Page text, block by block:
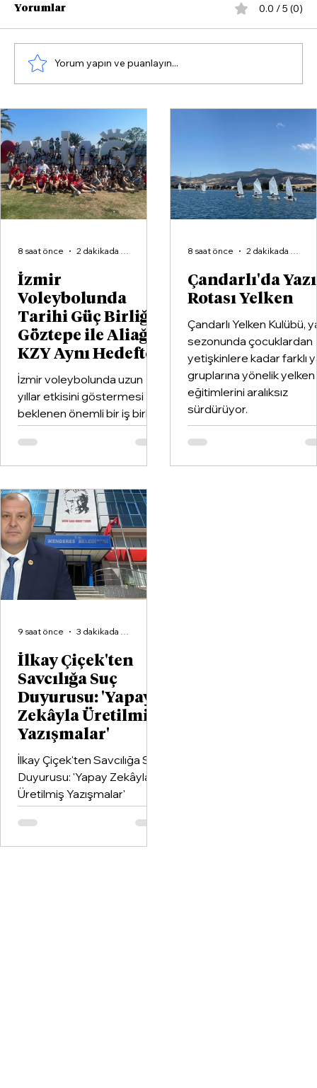
İzmir
Voleybolunda
Tarihi Güç Birliği:
Göztepe ile Aliağa
KZY Aynı Hedefte
İzmir voleybolunda uzun
yıllar etkisini göstermesi
beklenen önemli bir iş birliği
hayata geçirildi. Kentin köklü
kulüplerinden Göztepe
Spor Kulübü ile İzmir'in en
organizasyonlarından
Aliağa KZY Spor Kulübü,
voleybol branşında güçlerini
birleştiren kapsamlı bir iş
birliği protokolüne imza attı.
8 saat önce 2 dakikada okunur
Çandarlı'da
Rotası Yelken
Çandarlı Yelken Kulübü,
sezonunda çocuklardan
yetişkinlere kadar farklı
gruplarına yönelik yelken
eğitimlerini aralıksız
sürdürüyor.
8 saat önce 2 dakikada okunur
İlkay Çiçek'ten
Savcılığa Suç
Duyurusu: 'Yapay
Zekâyla Üretilmiş
Yazışmalar'
İlkay Çiçek'ten Savcılığa Suç
Duyurusu: 'Yapay Zekâyla
Üretilmiş Yazışmalar'
9 saat önce 3 dakikada okunur
Yorumlar 0.0 / 5 (0)
Yorum yapın ve puanlayın...